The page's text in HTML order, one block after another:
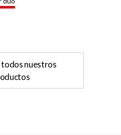
todos nuestros